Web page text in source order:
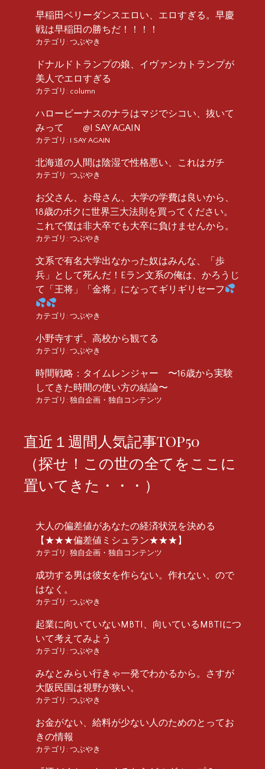
早稲田ベリーダンスエロい、エロすぎる。早慶
戦は早稲田の勝ちだ！！！！
カテゴリ: つぶやき
ドナルドトランプの娘、イヴァンカトランプが
美人でエロすぎる
カテゴリ: column
ハロービーナスのナラはマジでシコい、抜いて
みって @I SAY AGAIN
カテゴリ: I SAY AGAIN
北海道の人間は陰湿で性格悪い、これはガチ
カテゴリ: つぶやき
お父さん、お母さん、大学の学費は良いから、
18歳のボクに世界三大法則を買ってください。
これで僕は非大卒でも大卒に負けませんから。
カテゴリ: つぶやき
文系で有名大学出なかった奴はみんな、「歩
兵」として死んだ！Eラン文系の俺は、かろうじ
て「王将」「金将」になってギリギリセーフ
カテゴリ: つぶやき
小野寺すず、高校から観てる
カテゴリ: つぶやき
時間戦略：タイムレンジャー 〜16歳から実験
してきた時間の使い方の結論〜
カテゴリ: 独自企画・独自コンテンツ
直近１週間人気記事TOP50
（探せ！この世の全てをここに
置いてきた・・・）
大人の偏差値があなたの経済状況を決める
【★★★偏差値ミシュラン★★★】
カテゴリ: 独自企画・独自コンテンツ
成功する男は彼女を作らない。作れない、ので
はなく。
カテゴリ: つぶやき
起業に向いていないMBTI、向いているMBTIにつ
いて考えてみよう
カテゴリ: つぶやき
みなとみらい行きゃ一発でわかるから。さすが
大阪民国は視野が狭い。
カテゴリ: つぶやき
お金がない、給料が少ない人のためのとってお
きの情報
カテゴリ: つぶやき